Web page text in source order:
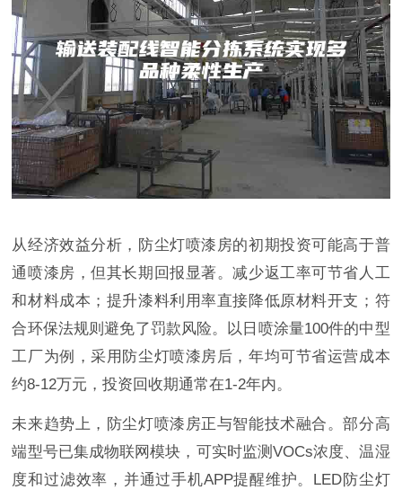
从经济效益分析，防尘灯喷漆房的初期投资可能高于普
通喷漆房，但其长期回报显著。减少返工率可节省人工
和材料成本；提升漆料利用率直接降低原材料开支；符
合环保法规则避免了罚款风险。以日喷涂量100件的中型
工厂为例，采用防尘灯喷漆房后，年均可节省运营成本
约8-12万元，投资回收期通常在1-2年内。
未来趋势上，防尘灯喷漆房正与智能技术融合。部分高
端型号已集成物联网模块，可实时监测VOCs浓度、温湿
度和过滤效率，并通过手机APP提醒维护。LED防尘灯